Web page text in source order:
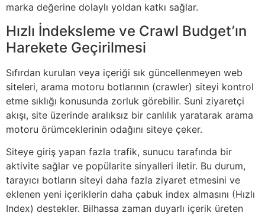
marka değerine dolaylı yoldan katkı sağlar.
Hızlı İndeksleme ve Crawl Budget’ın
Harekete Geçirilmesi
Sıfırdan kurulan veya içeriği sık güncellenmeyen web
siteleri, arama motoru botlarının (crawler) siteyi kontrol
etme sıklığı konusunda zorluk görebilir. Suni ziyaretçi
akışı, site üzerinde aralıksız bir canlılık yaratarak arama
motoru örümceklerinin odağını siteye çeker.
Siteye giriş yapan fazla trafik, sunucu tarafında bir
aktivite sağlar ve popülarite sinyalleri iletir. Bu durum,
tarayıcı botların siteyi daha fazla ziyaret etmesini ve
eklenen yeni içeriklerin daha çabuk index almasını (Hızlı
Index) destekler. Bilhassa zaman duyarlı içerik üreten